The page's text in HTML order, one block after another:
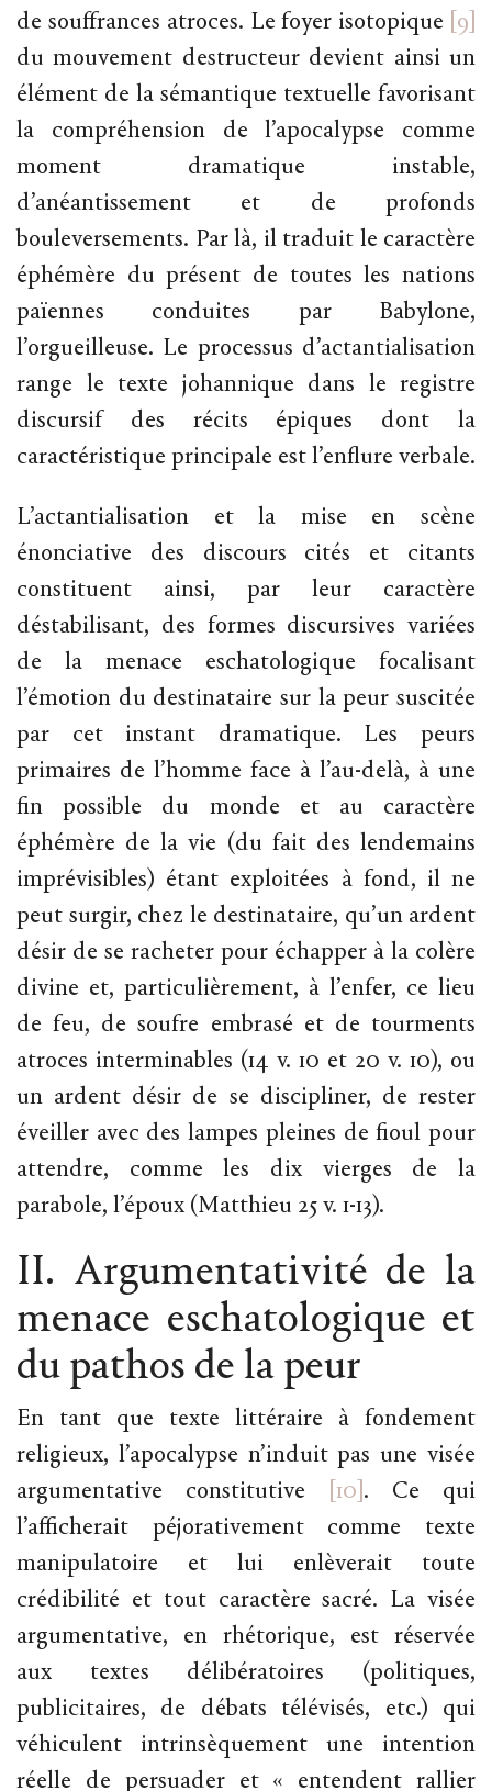
de souffrances atroces. Le foyer isotopique
[9]
du mouvement destructeur devient ainsi un
élément de la sémantique textuelle favorisant
la compréhension de l’apocalypse comme
moment dramatique instable,
d’anéantissement et de profonds
bouleversements. Par là, il traduit le caractère
éphémère du présent de toutes les nations
païennes conduites par Babylone,
l’orgueilleuse. Le processus d’actantialisation
range le texte johannique dans le registre
discursif des récits épiques dont la
caractéristique principale est l’enflure verbale.
L’actantialisation et la mise en scène
énonciative des discours cités et citants
constituent ainsi, par leur caractère
déstabilisant, des formes discursives variées
de la menace eschatologique focalisant
l’émotion du destinataire sur la peur suscitée
par cet instant dramatique. Les peurs
primaires de l’homme face à l’au-delà, à une
fin possible du monde et au caractère
éphémère de la vie (du fait des lendemains
imprévisibles) étant exploitées à fond, il ne
peut surgir, chez le destinataire, qu’un ardent
désir de se racheter pour échapper à la colère
divine et, particulièrement, à l’enfer, ce lieu
de feu, de soufre embrasé et de tourments
atroces interminables (14 v. 10 et 20 v. 10), ou
un ardent désir de se discipliner, de rester
éveiller avec des lampes pleines de fioul pour
attendre, comme les dix vierges de la
parabole, l’époux (Matthieu 25 v. 1-13).
II. Argumentativité de la
menace eschatologique et
du pathos de la peur
En tant que texte littéraire à fondement
religieux, l’apocalypse n’induit pas une visée
argumentative constitutive
[10] . Ce qui
l’afficherait péjorativement comme texte
manipulatoire et lui enlèverait toute
crédibilité et tout caractère sacré. La visée
argumentative, en rhétorique, est réservée
aux textes délibératoires (politiques,
publicitaires, de débats télévisés, etc.) qui
véhiculent intrinsèquement une intention
réelle de persuader et « entendent rallier